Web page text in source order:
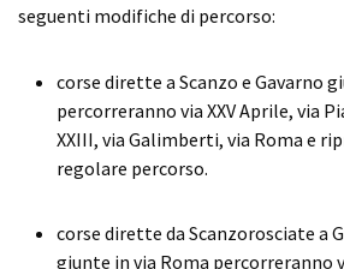
seguenti modifiche di percorso:
corse dirette a Scanzo e Gavarno
percorreranno via XXV Aprile, via
XXIII, via Galimberti, via Roma e
regolare percorso.
corse dirette da Scanzorosciate a
giunte in via Roma percorreranno